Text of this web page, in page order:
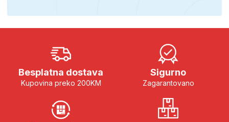
Besplatna dostava
Kupovina preko 200KM
Sigurno
Zagarantovano